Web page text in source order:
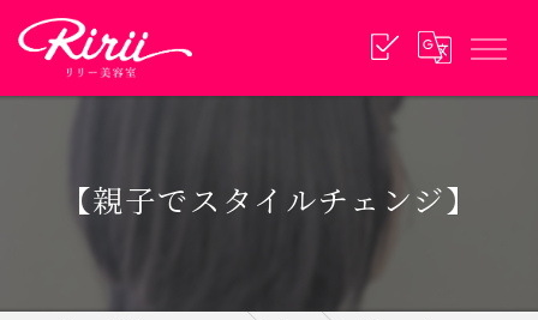
【親子でスタイルチェンジ】